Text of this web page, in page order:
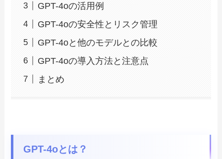
GPT-4oの活用例
GPT-4oの安全性とリスク管理
GPT-4oと他のモデルとの比較
GPT-4oの導入方法と注意点
まとめ
GPT-4oとは？